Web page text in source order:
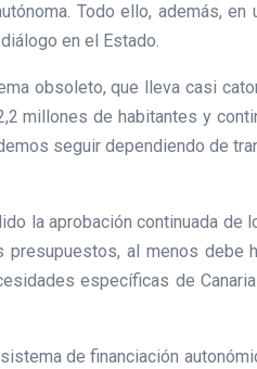
Todo ello, además, en
en el Estado.
obsoleto, que lleva casi
millones de habitantes y
seguir dependiendo de
la aprobación continuada de
al menos debe
específicas de
de financiación